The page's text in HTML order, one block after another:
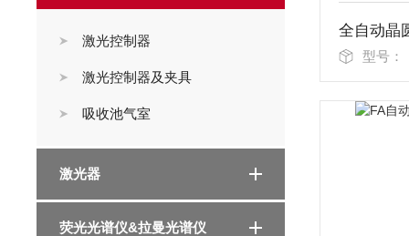
激光控制器
激光控制器及夹具
吸收池气室
激光器
荧光光谱仪&拉曼光谱仪
型号：